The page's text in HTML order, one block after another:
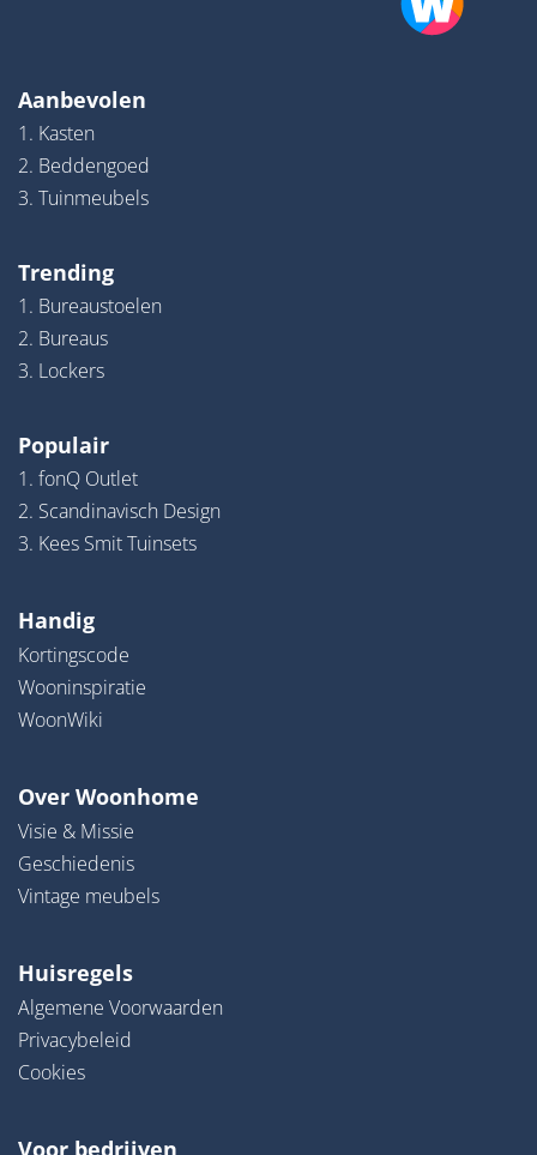
Aanbevolen
1. Kasten
2. Beddengoed
3. Tuinmeubels
Trending
1. Bureaustoelen
2. Bureaus
3. Lockers
Populair
1. fonQ Outlet
2. Scandinavisch Design
3. Kees Smit Tuinsets
Handig
Kortingscode
Wooninspiratie
WoonWiki
Over Woonhome
Visie & Missie
Geschiedenis
Vintage meubels
Huisregels
Algemene Voorwaarden
Privacybeleid
Cookies